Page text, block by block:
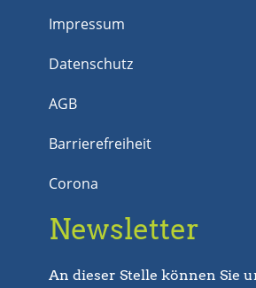
Impressum
Datenschutz
AGB
Barrierefreiheit
Corona
Newsletter
An dieser Stelle können Sie